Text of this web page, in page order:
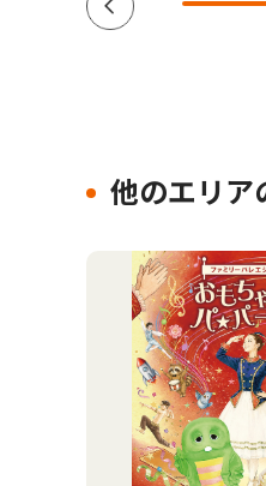
他のエリア